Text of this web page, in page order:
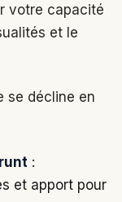
votre capacité
et le
se décline en
:
et apport pour